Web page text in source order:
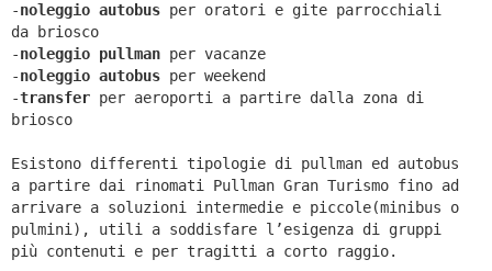
-noleggio autobus per oratori e gite parrocchiali
da briosco
-noleggio pullman per vacanze
-noleggio autobus per weekend
-transfer per aeroporti a partire dalla zona di
briosco
Esistono differenti tipologie di pullman ed autobus
a partire dai rinomati Pullman Gran Turismo fino ad
arrivare a soluzioni intermedie e piccole(minibus o
pulmini), utili a soddisfare l’esigenza di gruppi
più contenuti e per tragitti a corto raggio.